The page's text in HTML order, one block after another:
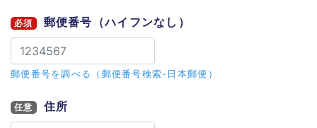
必須 郵便番号 （ハイフンなし）
郵便番号を調べる（郵便番号検索-日本郵便）
任意 住所